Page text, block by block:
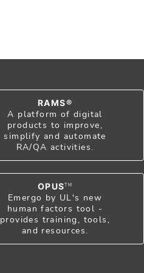
RAMS®
A platform of digital
products to improve,
simplify and automate
RA/QA activities.
OPUSTM
Emergo by UL's new
human factors tool -
provides training, tools,
and resources.